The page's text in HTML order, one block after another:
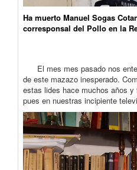
Ha muerto Manuel Sogas
corresponsal del Pollo en la
El mes mes pasado nos
de este mazazo inesperado.
estas lides hace muchos años
pues en nuestras incipiente